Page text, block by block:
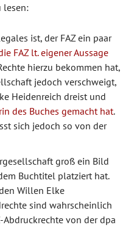
lesen:
ist, der FAZ ein paar
FAZ lt. eigener Aussage
hierzu bekommen hat,
jedoch verschweigt,
Heidenreich dreist und
des Buches gemacht hat.
sich jedoch so von der
groß ein Bild
Buchtitel platziert hat.
Willen Elke
sind wahrscheinlich
von der dpa